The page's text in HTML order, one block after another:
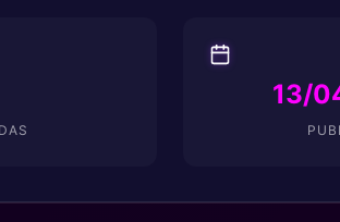
13/